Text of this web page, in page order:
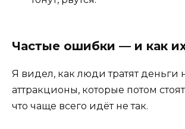
Частые ошибки — и как
Я видел, как люди тратят деньги
аттракционы, которые потом
что чаще всего идёт не так.